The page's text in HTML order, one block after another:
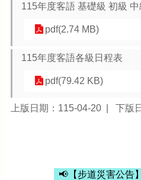
市
常
115年度客語 基礎級 初級
pdf(2.74 MB)
115年度客語各級日程表
pdf(79.42 KB)
上版日期：115-04-20 下版
📢【步道災害公告】